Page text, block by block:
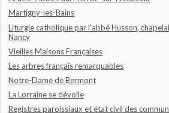
Martigny-les-Bains
Liturgie catholique par l'abbé Husson,
Nancy
Vieilles Maisons Françaises
Les arbres français remarquables
Notre-Dame de Bermont
La Lorraine se dévoile
Registres paroissiaux et état civil des